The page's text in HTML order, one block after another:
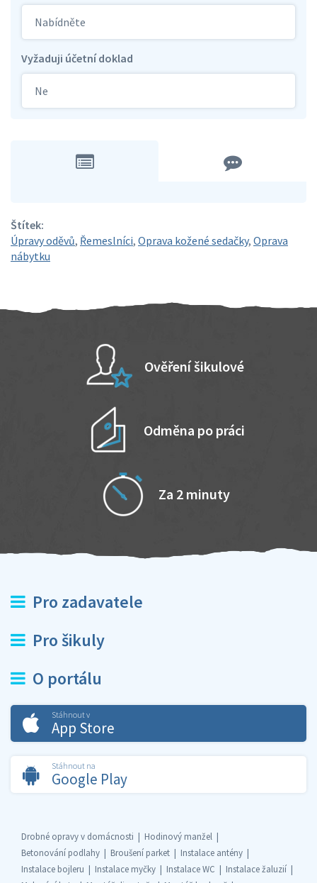
Nabídněte
Vyžaduji účetní doklad
Ne
Štítek:
Úpravy oděvů, Řemeslníci, Oprava kožené sedačky, Oprava
nábytku
Ověření šikulové
Odměna po práci
Za 2 minuty
Pro zadavatele
Pro šikuly
O portálu
Stáhnout v
App Store
Stáhnout na
Google Play
Drobné opravy v domácnosti
Hodinový manžel
Betonování podlahy
Broušení parket
Instalace antény
Instalace bojleru
Instalace myčky Instalace WC
Instalace žaluzií